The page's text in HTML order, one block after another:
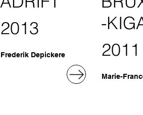
2013
Frederik Depickere
-
2011
Marie-